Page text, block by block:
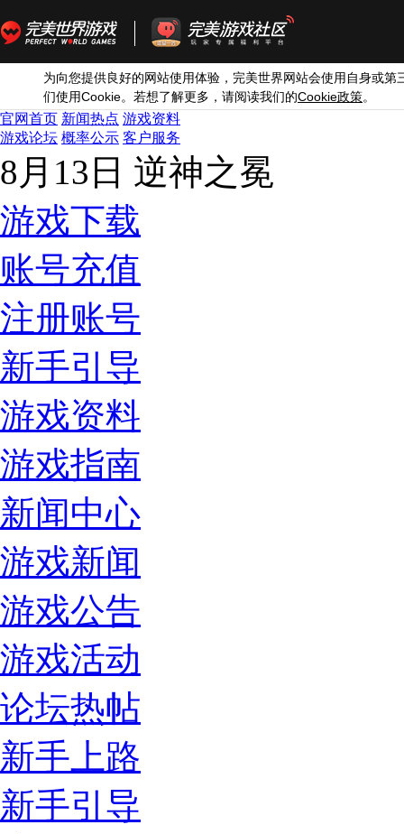
为向您提供良好的网站使用体验，完美世界网站会使用自身或第
们使用Cookie。若想了解更多，请阅读我们的Cookie政策。
官网首页 新闻热点 游戏资料
游戏论坛 概率公示 客户服务
8月13日 逆神之冕
游戏下载
账号充值
注册账号
新手引导
游戏资料
游戏指南
新闻中心
游戏新闻
游戏公告
游戏活动
论坛热帖
新手上路
新手引导